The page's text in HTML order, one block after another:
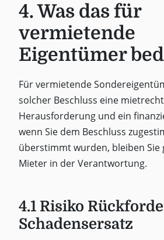
4. Was das für
vermietende
Eigentümer
Für vermietende
solcher Beschluss eine
Herausforderung und ein
wenn Sie dem Beschluss
überstimmt wurden, bleiben Sie
Mieter in der Verantwortung.
4.1 Risiko
Schadensersatz